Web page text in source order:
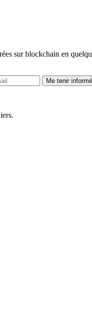
sur blockchain en
Me tenir informé